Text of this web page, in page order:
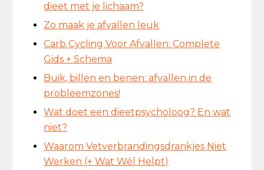
dieet met je lichaam?
Zo maak je afvallen leuk
Carb Cycling Voor Afvallen: Complete
Gids + Schema
Buik, billen en benen: afvallen in de
probleemzones!
Wat doet een dieetpsycholoog? En wat
niet?
Waarom Vetverbrandingsdrankjes Niet
Werken (+ Wat Wél Helpt)